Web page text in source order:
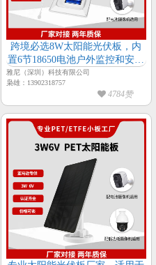
跨境必选8W太阳能光伏板，内
置6节18650电池户外监控和安防
专用
雅尼（深圳）科技有限公司
枭雄：13902318757
4784赞